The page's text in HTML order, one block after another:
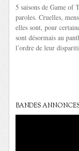
5 saisons de Game of
paroles. Cruelles,
elles sont, pour
sont désormais au
l’ordre de leur
BANDES